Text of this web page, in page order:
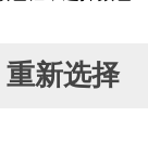
重新选择